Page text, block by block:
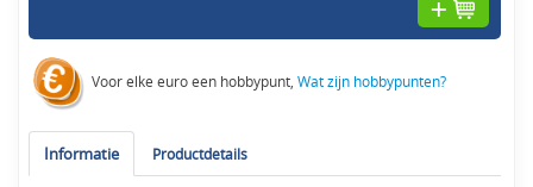
Voor elke euro een hobbypunt,Wat zijn hobbypunten?
Informatie Productdetails